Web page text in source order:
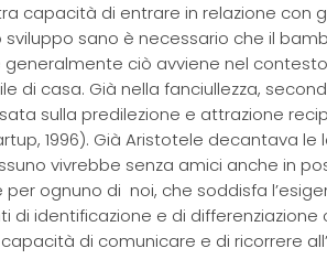
capacità di entrare in relazione con
sano è necessario che il
ciò avviene nel
casa. Già nella fanciullezza,
sulla predilezione e attrazione
1996). Già Aristotele decantava le
vivrebbe senza amici anche in
ognuno di noi, che soddisfa
identificazione e di differenziazione
di comunicare e di ricorrere